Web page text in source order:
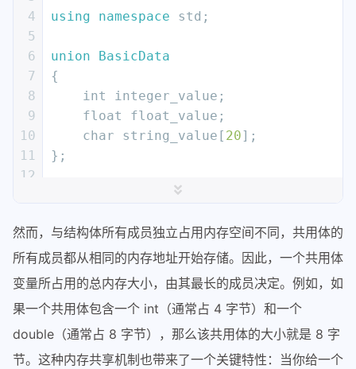
4
5
6
7
8
9
10
11
12
15
16
17
19
20
21
using namespace std;
union
BasicData
{
int
integer_value;
float
float_value;
char string_value[ 20];
};
    BasicData data;
// 存储整数
    cout <<
"整数值: " <<
// 存储浮点数（会覆盖之前的整数）
然而，与结构体所有成员独立占用内存空间不同，共用体的
所有成员都从相同的内存地址开始存储。因此，一个共用体
变量所占用的总内存大小，由其最长的成员决定。例如，如
果一个共用体包含一个 int（通常占 4 字节）和一个
double（通常占 8 字节），那么该共用体的大小就是 8 字
节。这种内存共享机制也带来了一个关键特性：当你给一个